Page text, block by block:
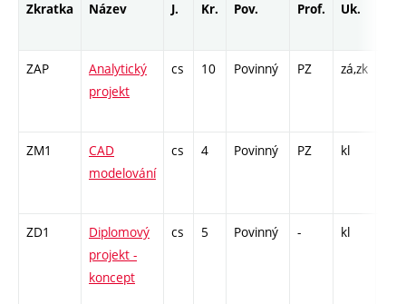
Zkratka Název J. Kr. Pov. Prof. Uk.
ZAP
Analytický
projekt
cs 10 Povinný PZ zá,zk
ZM1
CAD
modelování
cs 4 Povinný PZ kl
ZD1
Diplomový
projekt -
koncept
cs 5 Povinný - kl